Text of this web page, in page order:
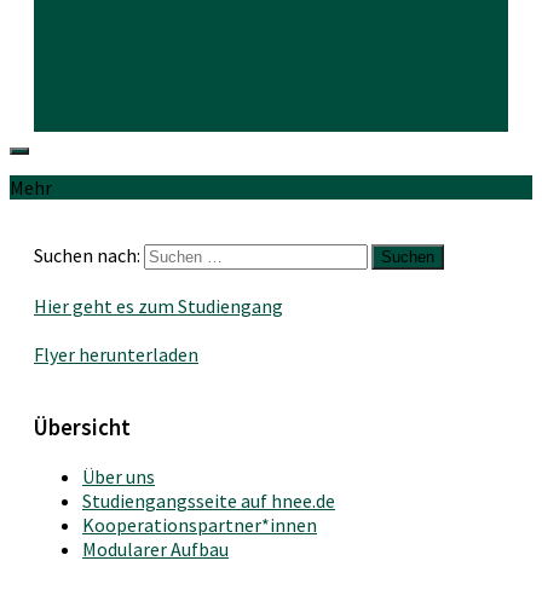
Mehr
Suchen nach:
Hier geht es zum Studiengang
Flyer herunterladen
Übersicht
Über uns
Studiengangsseite auf hnee.de
Kooperationspartner*innen
Modularer Aufbau